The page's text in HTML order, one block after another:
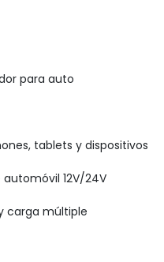
para auto
tablets y dispositivos
12V/24V
carga múltiple